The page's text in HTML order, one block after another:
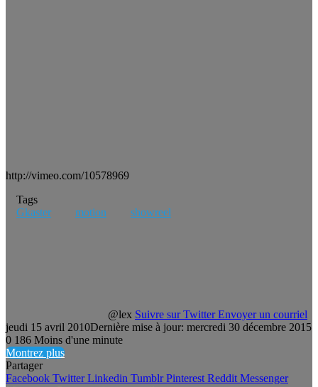
http://vimeo.com/10578969
Tags
Gkaster
motion showreel
@lex Suivre sur Twitter Envoyer un courriel
jeudi 15 avril 2010Dernière mise à jour: mercredi 30 décembre 2015
0 186 Moins d'une minute
Montrez plus
Partager
Facebook Twitter Linkedin Tumblr Pinterest Reddit Messenger